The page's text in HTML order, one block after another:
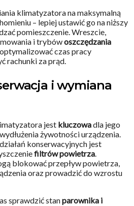
klimatyzatora na maksymalną
– lepiej ustawić go na niższy
pomieszczenie. Wreszcie,
i trybówoszczędzania
czas pracy
rachunki za prąd.
i wymiana
jest kluczowadla jego
żywotności urządzenia.
konserwacyjnych jest
filtrów powietrza.
blokować przepływ powietrza,
oraz prowadzić do wzrostu
sprawdzić stanparownika i